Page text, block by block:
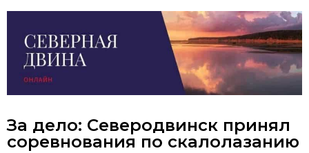
За дело: Северодвинск принял
соревнования по скалолазанию